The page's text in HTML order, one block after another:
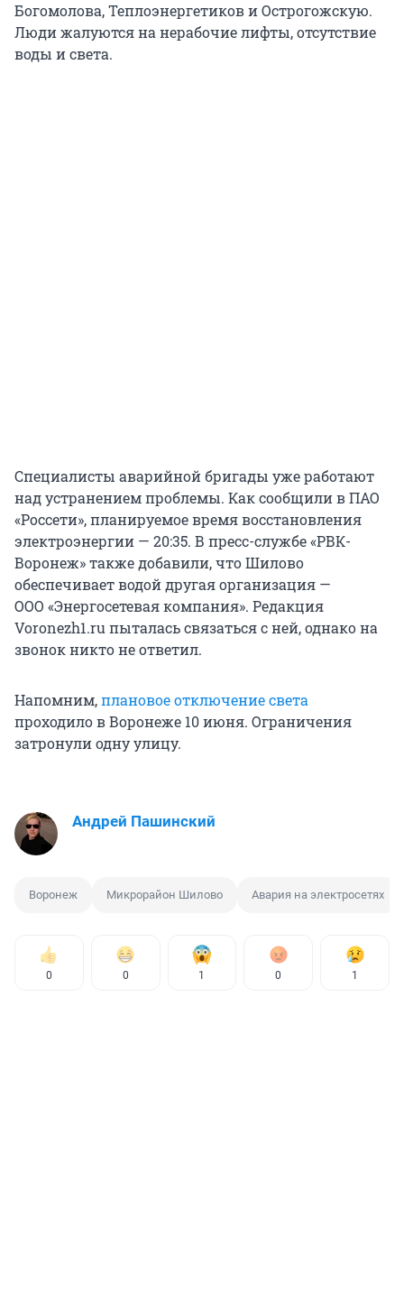
Богомолова, Теплоэнергетиков и Острогожскую.
Люди жалуются на нерабочие лифты, отсутствие
воды и света.
Специалисты аварийной бригады уже работают
над устранением проблемы. Как сообщили в ПАО
«Россети», планируемое время восстановления
электроэнергии — 20:35. В пресс-службе «РВК-
Воронеж» также добавили, что Шилово
обеспечивает водой другая организация —
ООО «Энергосетевая компания». Редакция
Voronezh1.ru пыталась связаться с ней, однако на
звонок никто не ответил.
Напомним,плановое отключение света
проходило в Воронеже 10 июня. Ограничения
затронули одну улицу.
Андрей Пашинский
Воронеж Микрорайон Шилово Авария на электросетях
0 0 1 0 1